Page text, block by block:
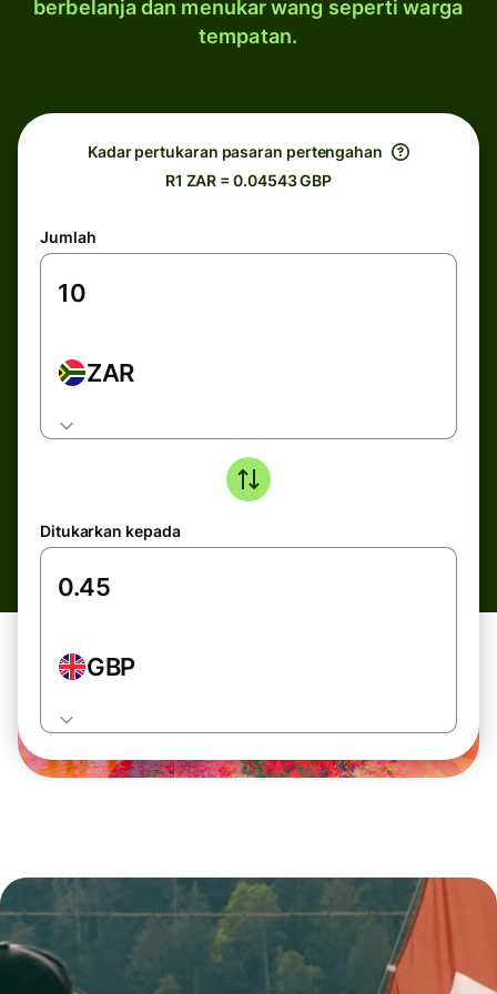
berbelanja dan menukar wang seperti warga
tempatan.
Kadar pertukaran pasaran pertengahan
R1 ZAR = 0.04543 GBP
Jumlah
ZAR
Ditukarkan kepada
GBP